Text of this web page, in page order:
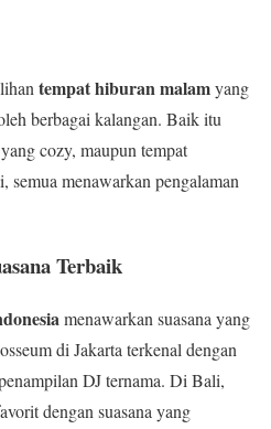
tempat hiburan malamyang
berbagai kalangan. Baik itu
cozy, maupun tempat
semua menawarkan pengalaman
Terbaik
menawarkan suasana yang
di Jakarta terkenal dengan
DJ ternama. Di Bali,
dengan suasana yang